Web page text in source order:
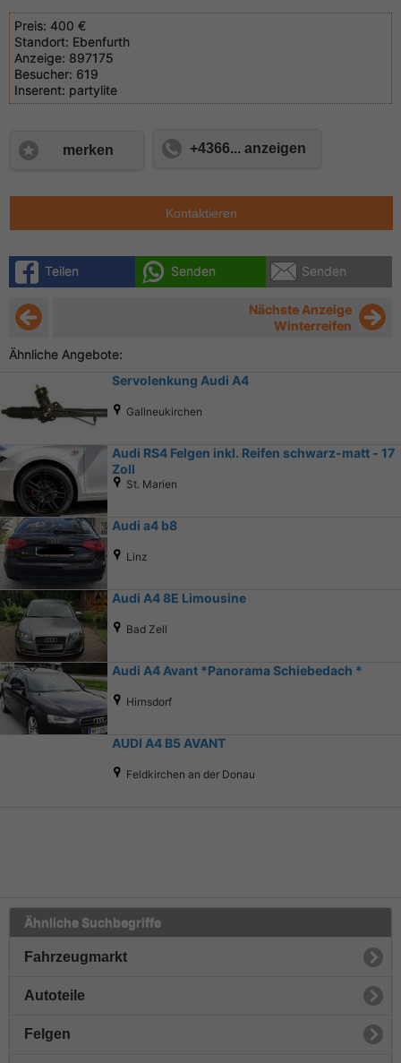
Preis: 400 €
Standort: Ebenfurth
Anzeige: 897175
Besucher: 619
Inserent: partylite
merken +4366... anzeigen
Kontaktieren
Teilen Senden Senden
Nächste Anzeige
Winterreifen
Ähnliche Angebote:
Servolenkung Audi A4
Gallneukirchen
Audi RS4 Felgen inkl. Reifen schwarz-matt - 17
Zoll
St. Marien
Audi a4 b8
Linz
Audi A4 8E Limousine
Bad Zell
Audi A4 Avant *Panorama Schiebedach *
Hirnsdorf
AUDI A4 B5 AVANT
Feldkirchen an der Donau
Ähnliche Suchbegriffe
Fahrzeugmarkt
Autoteile
Felgen